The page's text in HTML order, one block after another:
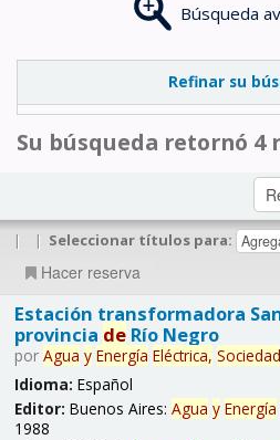
Búsqueda
Refinar su
Su búsqueda retornó 4
| | Seleccionar títulos para:
Hacer reserva
Estación transformadora
provincia deRío Negro
por Agua y Energía Eléctrica, Sociedad
Idioma: Español
Editor: Buenos Aires: Agua y Energía
1988